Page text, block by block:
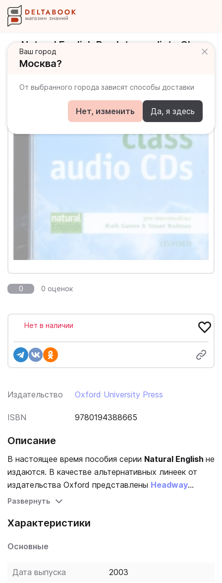
Ваш город
Москва?
От выбранного города зависят способы доставки
Нет, изменить Да, я здесь
Natural English Pre-Intermediate Class
CDs (2) / Аудио диски
0 0 оценок
Издательство Oxford University Press
ISBN 9780194388665
Нет в наличии
Описание
В настоящее время пособия серии Natural English не
издаются. В качестве альтернативных линеек от
издательства Oxford представлены Headway
иEnglish File
Развернуть
Характеристики
Основные
Дата выпуска 2003